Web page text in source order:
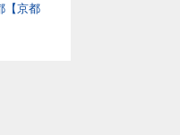
【京都